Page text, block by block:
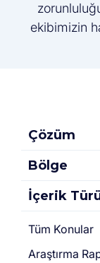
ekibimizin
Çözüm
Bölge
İçerik
Tüm Konular
Araştırma